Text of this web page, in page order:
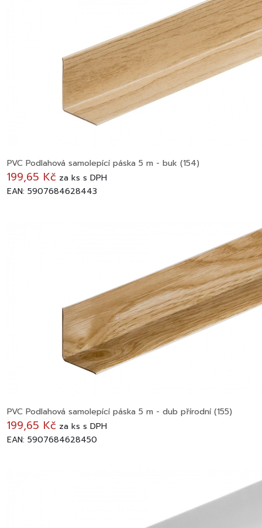
PVC Podlahová samolepící páska 5 m - buk (154)
199,65 Kč za ks s DPH
EAN: 5907684628443
PVC Podlahová samolepící páska 5 m - dub přírodní (155)
199,65 Kč za ks s DPH
EAN: 5907684628450